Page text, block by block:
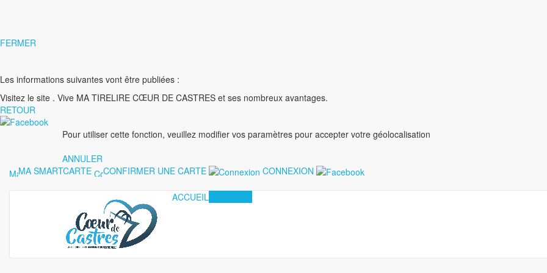
FERMER
Les informations suivantes vont être publiées :
Visitez le site . Vive MA TIRELIRE CŒUR DE CASTRES et ses nombreux avantages.
RETOUR
Pour utiliser cette fonction, veuillez modifier vos paramètres pour accepter votre géolocalisation
ANNULER
MA SMARTCARTE
CONFIRMER UNE CARTE CONNEXION
ACCUEIL